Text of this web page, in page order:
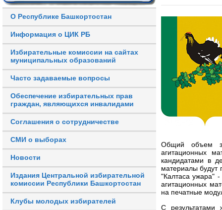
О Республике Башкортостан
Информация о ЦИК РБ
Избирательные комиссии на сайтах
муниципальных образований
Часто задаваемые вопросы
Обеспечение избирательных прав
граждан, являющихся инвалидами
Соглашения о сотрудничестве
СМИ о выборах
Новости
Издания Центральной избирательной
комиссии Республики Башкортостан
Клубы молодых избирателей
Общий объем
агитационных
кандидатами в
материалы будут
"Калтаса ужара"
агитационных
на печатные
С результатами